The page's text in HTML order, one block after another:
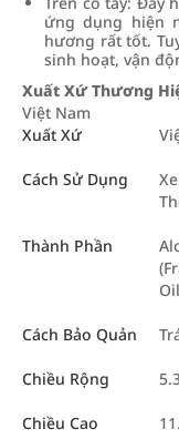
ứng dụng hiện
hương rất tốt.
sinh hoạt, vận
Xuất Xứ Thương
Việt Nam
Xuất Xứ
Cách Sử Dụng
Thành Phần
Cách Bảo Quản
Chiều Rộng
Chiều Cao